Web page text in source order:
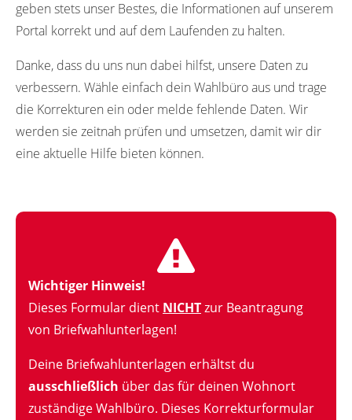
geben stets unser Bestes, die Informationen auf unserem
Portal korrekt und auf dem Laufenden zu halten.
Danke, dass du uns nun dabei hilfst, unsere Daten zu
verbessern. Wähle einfach dein Wahlbüro aus und trage
die Korrekturen ein oder melde fehlende Daten. Wir
werden sie zeitnah prüfen und umsetzen, damit wir dir
eine aktuelle Hilfe bieten können.
Wichtiger Hinweis!
Dieses Formular dient NICHTzur Beantragung
von Briefwahlunterlagen!
Deine Briefwahlunterlagen erhältst du
ausschließlich über das für deinen Wohnort
zuständige Wahlbüro. Dieses Korrekturformular